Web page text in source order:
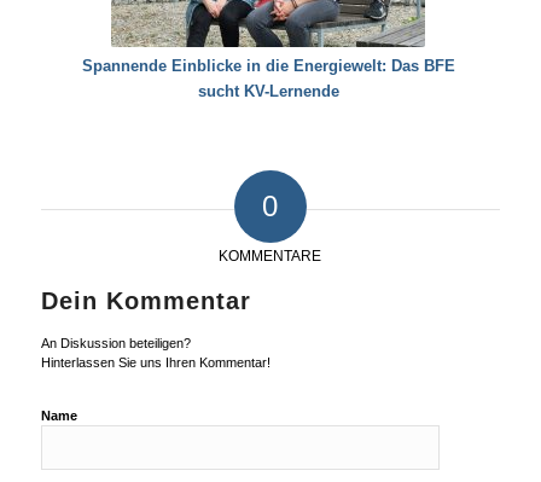
Spannende Einblicke in die Energiewelt: Das BFE
sucht KV-Lernende
0
KOMMENTARE
Dein Kommentar
An Diskussion beteiligen?
Hinterlassen Sie uns Ihren Kommentar!
Name